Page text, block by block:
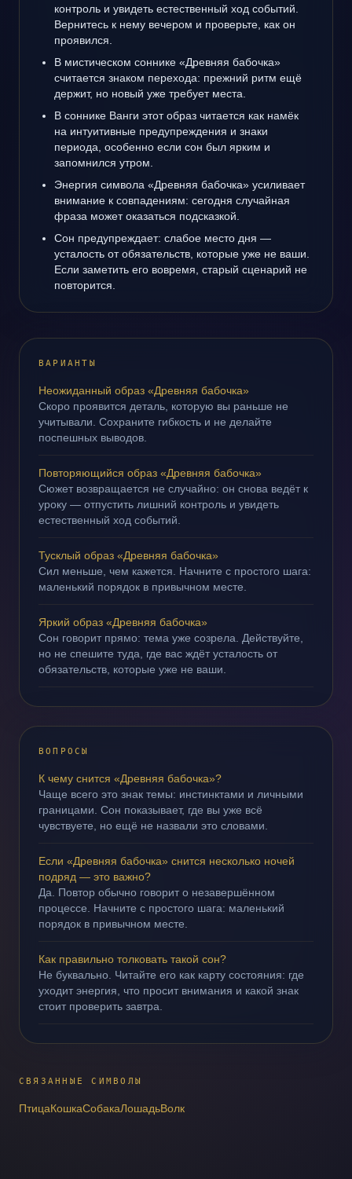
контроль и увидеть естественный ход событий.
Вернитесь к нему вечером и проверьте, как он
проявился.
В мистическом соннике «Древняя бабочка»
считается знаком перехода: прежний ритм ещё
держит, но новый уже требует места.
В соннике Ванги этот образ читается как намёк
на интуитивные предупреждения и знаки
периода, особенно если сон был ярким и
запомнился утром.
Энергия символа «Древняя бабочка» усиливает
внимание к совпадениям: сегодня случайная
фраза может оказаться подсказкой.
Сон предупреждает: слабое место дня —
усталость от обязательств, которые уже не ваши.
Если заметить его вовремя, старый сценарий не
повторится.
ВАРИАНТЫ
Неожиданный образ «Древняя бабочка»
Скоро проявится деталь, которую вы раньше не
учитывали. Сохраните гибкость и не делайте
поспешных выводов.
Повторяющийся образ «Древняя бабочка»
Сюжет возвращается не случайно: он снова ведёт к
уроку — отпустить лишний контроль и увидеть
естественный ход событий.
Тусклый образ «Древняя бабочка»
Сил меньше, чем кажется. Начните с простого шага:
маленький порядок в привычном месте.
Яркий образ «Древняя бабочка»
Сон говорит прямо: тема уже созрела. Действуйте,
но не спешите туда, где вас ждёт усталость от
обязательств, которые уже не ваши.
ВОПРОСЫ
К чему снится «Древняя бабочка»?
Чаще всего это знак темы: инстинктами и личными
границами. Сон показывает, где вы уже всё
чувствуете, но ещё не назвали это словами.
Если «Древняя бабочка» снится несколько ночей
подряд — это важно?
Да. Повтор обычно говорит о незавершённом
процессе. Начните с простого шага: маленький
порядок в привычном месте.
Как правильно толковать такой сон?
Не буквально. Читайте его как карту состояния: где
уходит энергия, что просит внимания и какой знак
стоит проверить завтра.
СВЯЗАННЫЕ СИМВОЛЫ
ПтицаКошкаСобакаЛошадьВолк